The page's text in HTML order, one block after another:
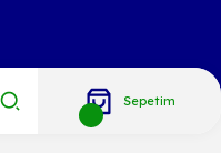
Sepetim